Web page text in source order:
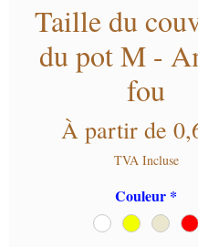
Taille du
du pot M -
fou
À partir de
TVA Incluse
Couleur *